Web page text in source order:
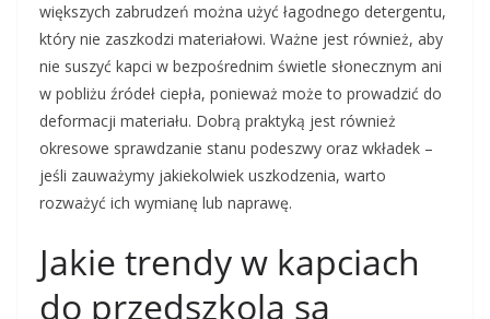
większych zabrudzeń można użyć łagodnego detergentu,
który nie zaszkodzi materiałowi. Ważne jest również, aby
nie suszyć kapci w bezpośrednim świetle słonecznym ani
w pobliżu źródeł ciepła, ponieważ może to prowadzić do
deformacji materiału. Dobrą praktyką jest również
okresowe sprawdzanie stanu podeszwy oraz wkładek –
jeśli zauważymy jakiekolwiek uszkodzenia, warto
rozważyć ich wymianę lub naprawę.
Jakie trendy w kapciach
do przedszkola są